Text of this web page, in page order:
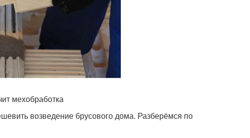
мехобработка
возведение брусового дома. Разберёмся по